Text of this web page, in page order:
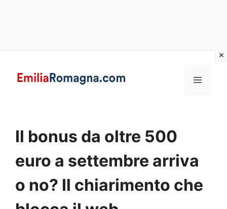
MENU
Il bonus da oltre 500
euro a settembre arriva
o no? Il chiarimento che